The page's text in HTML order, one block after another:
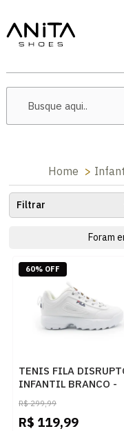
🔥
Home
Filtrar
Foram
TENIS FILA
INFANTIL BRANCO -
271055
R$ 299,99
R$ 119,99
60% OFF